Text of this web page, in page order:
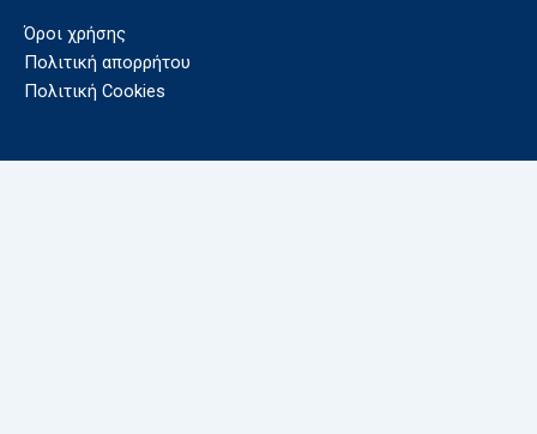
Όροι χρήσης
Πολιτική απορρήτου
Πολιτική Cookies